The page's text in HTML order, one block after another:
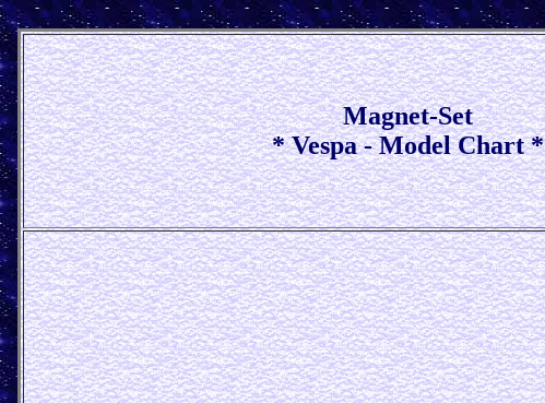
Magnet-Set
* Vespa - Model Chart *